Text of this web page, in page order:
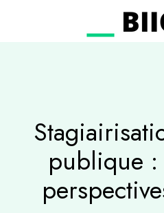
publique